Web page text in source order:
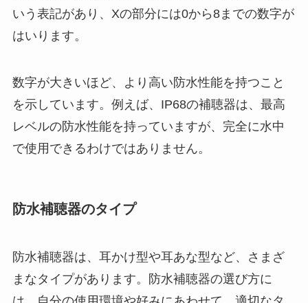
いう表記があり、Xの部分には0から8までの数字が
はいります。
数字が大きいほど、より高い防水性能を持つこと
を示しています。例えば、IP68の補聴器は、最高
レベルの防水性能を持っていますが、完全に水中
で使用できるわけではありません。
防水補聴器のタイプ
防水補聴器は、耳かけ型や耳あな型など、さまざ
まなタイプがあります。防水補聴器の選び方に